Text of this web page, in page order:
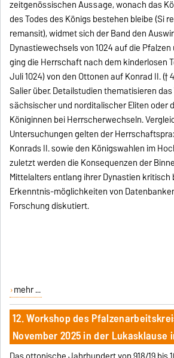
zeitgenössischen Aussage, wonach das
des Todes des Königs bestehen bleibe (Si
remansit), widmet sich der Band den
Dynastiewechsels von 1024 auf die
ging die Herrschaft nach dem kinderlosen
Juli 1024) von den Ottonen auf Konrad II. (†
Salier über. Detailstudien thematisieren
sächsischer und norditalischer Eliten oder
Königinnen bei Herrscherwechseln.
Untersuchungen gelten der
Konrads II. sowie den Königswahlen im
zuletzt werden die Konsequenzen der
Mittelalters entlang ihrer Dynastien
Erkenntnis-möglichkeiten von
Forschung diskutiert.
mehr ...
12. Workshop des
November 2025 in der Lukasklause